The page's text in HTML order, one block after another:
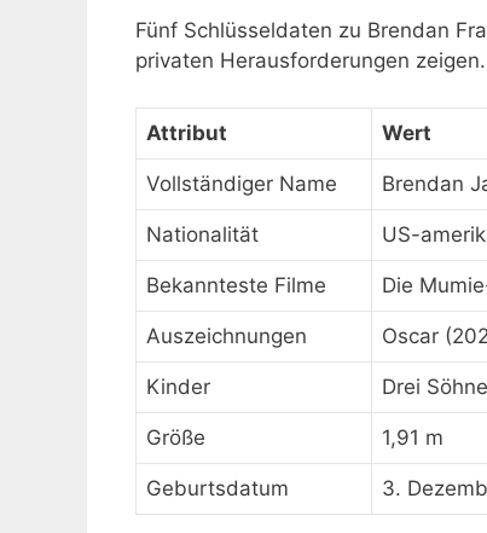
Fünf Schlüsseldaten zu Brendan
privaten Herausforderungen zeigen.
Attribut Wert
Vollständiger Name Brendan
Nationalität US-
Bekannteste Filme Die
Auszeichnungen Oscar
Kinder Drei
Größe 1,91 m
Geburtsdatum 3.